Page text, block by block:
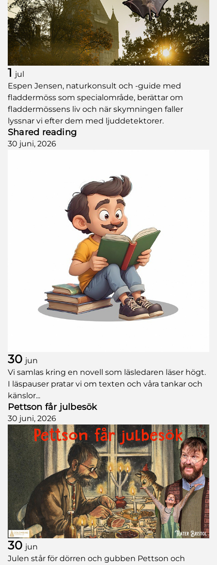
1 jul
Espen Jensen, naturkonsult och -guide med
fladdermöss som specialområde, berättar om
fladdermössens liv och när skymningen faller
lyssnar vi efter dem med ljuddetektorer.
Shared reading
30 juni, 2026
30 jun
Vi samlas kring en novell som läsledaren läser högt.
I läspauser pratar vi om texten och våra tankar och
känslor...
Pettson får julbesök
30 juni, 2026
30 jun
Julen står för dörren och gubben Pettson och